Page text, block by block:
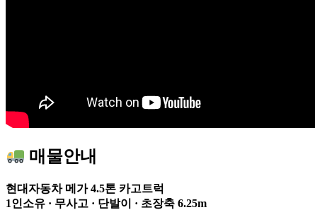
매물안내
현대자동차메가 4.5톤 카고트럭
1인소유 · 무사고 · 단발이 · 초장축 6.25m